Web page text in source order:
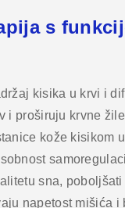
s
kisika u krvi i
i proširuju krvne
kože kisikom
sna,
napetost mišića